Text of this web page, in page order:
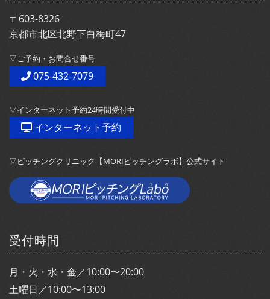
〒603-8326
京都市北区北野下白梅町47
▽ご予約・お問合せ番号
075-432-7079
▽インターネット予約24時間受付中
インターネット予約
▽ピッチングクリニック【MORIピッチングラボ】公式サイト
受付時間
月・火・水・金／10:00〜20:00
土曜日／10:00〜13:00